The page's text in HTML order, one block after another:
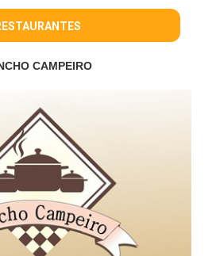
CAMPEIRO